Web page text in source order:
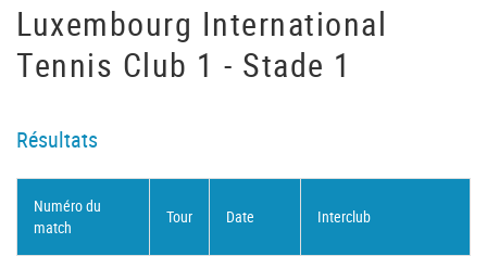
Luxembourg International
Tennis Club 1 - Stade 1
Résultats
Numéro du
match
Tour Date Interclub